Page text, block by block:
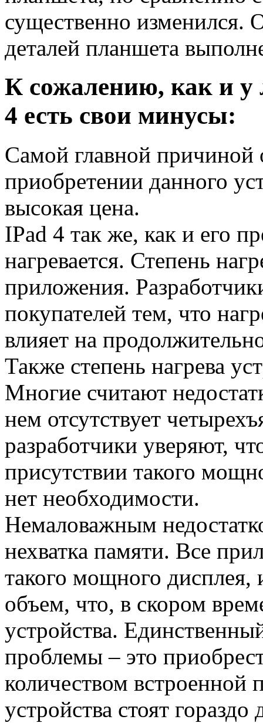
существенно изменился.
деталей планшета
К сожалению, как и у
4 есть свои минусы:
Самой главной причиной
приобретении данного
высокая цена.
IPad 4 так же, как и его
нагревается. Степень
приложения.
покупателей тем, что
влияет на
Также степень нагрева
Многие считают
нем отсутствует
разработчики уверяют,
присутствии такого
нет необходимости.
Немаловажным
нехватка памяти. Все
такого мощного
объем, что, в скором
устройства.
проблемы – это
количеством встроенной
устройства стоят гораздо